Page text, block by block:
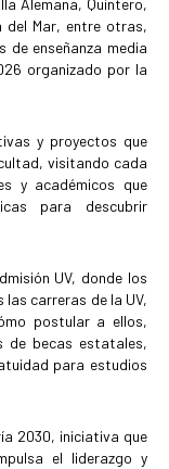
Alemana, Quintero,
del Mar, entre otras,
enseñanza media
organizado por la
y proyectos que
visitando cada
y académicos que
para descubrir
UV, donde los
carreras de la UV,
postular a ellos,
de becas estatales,
para estudios
2030, iniciativa que
el liderazgo y